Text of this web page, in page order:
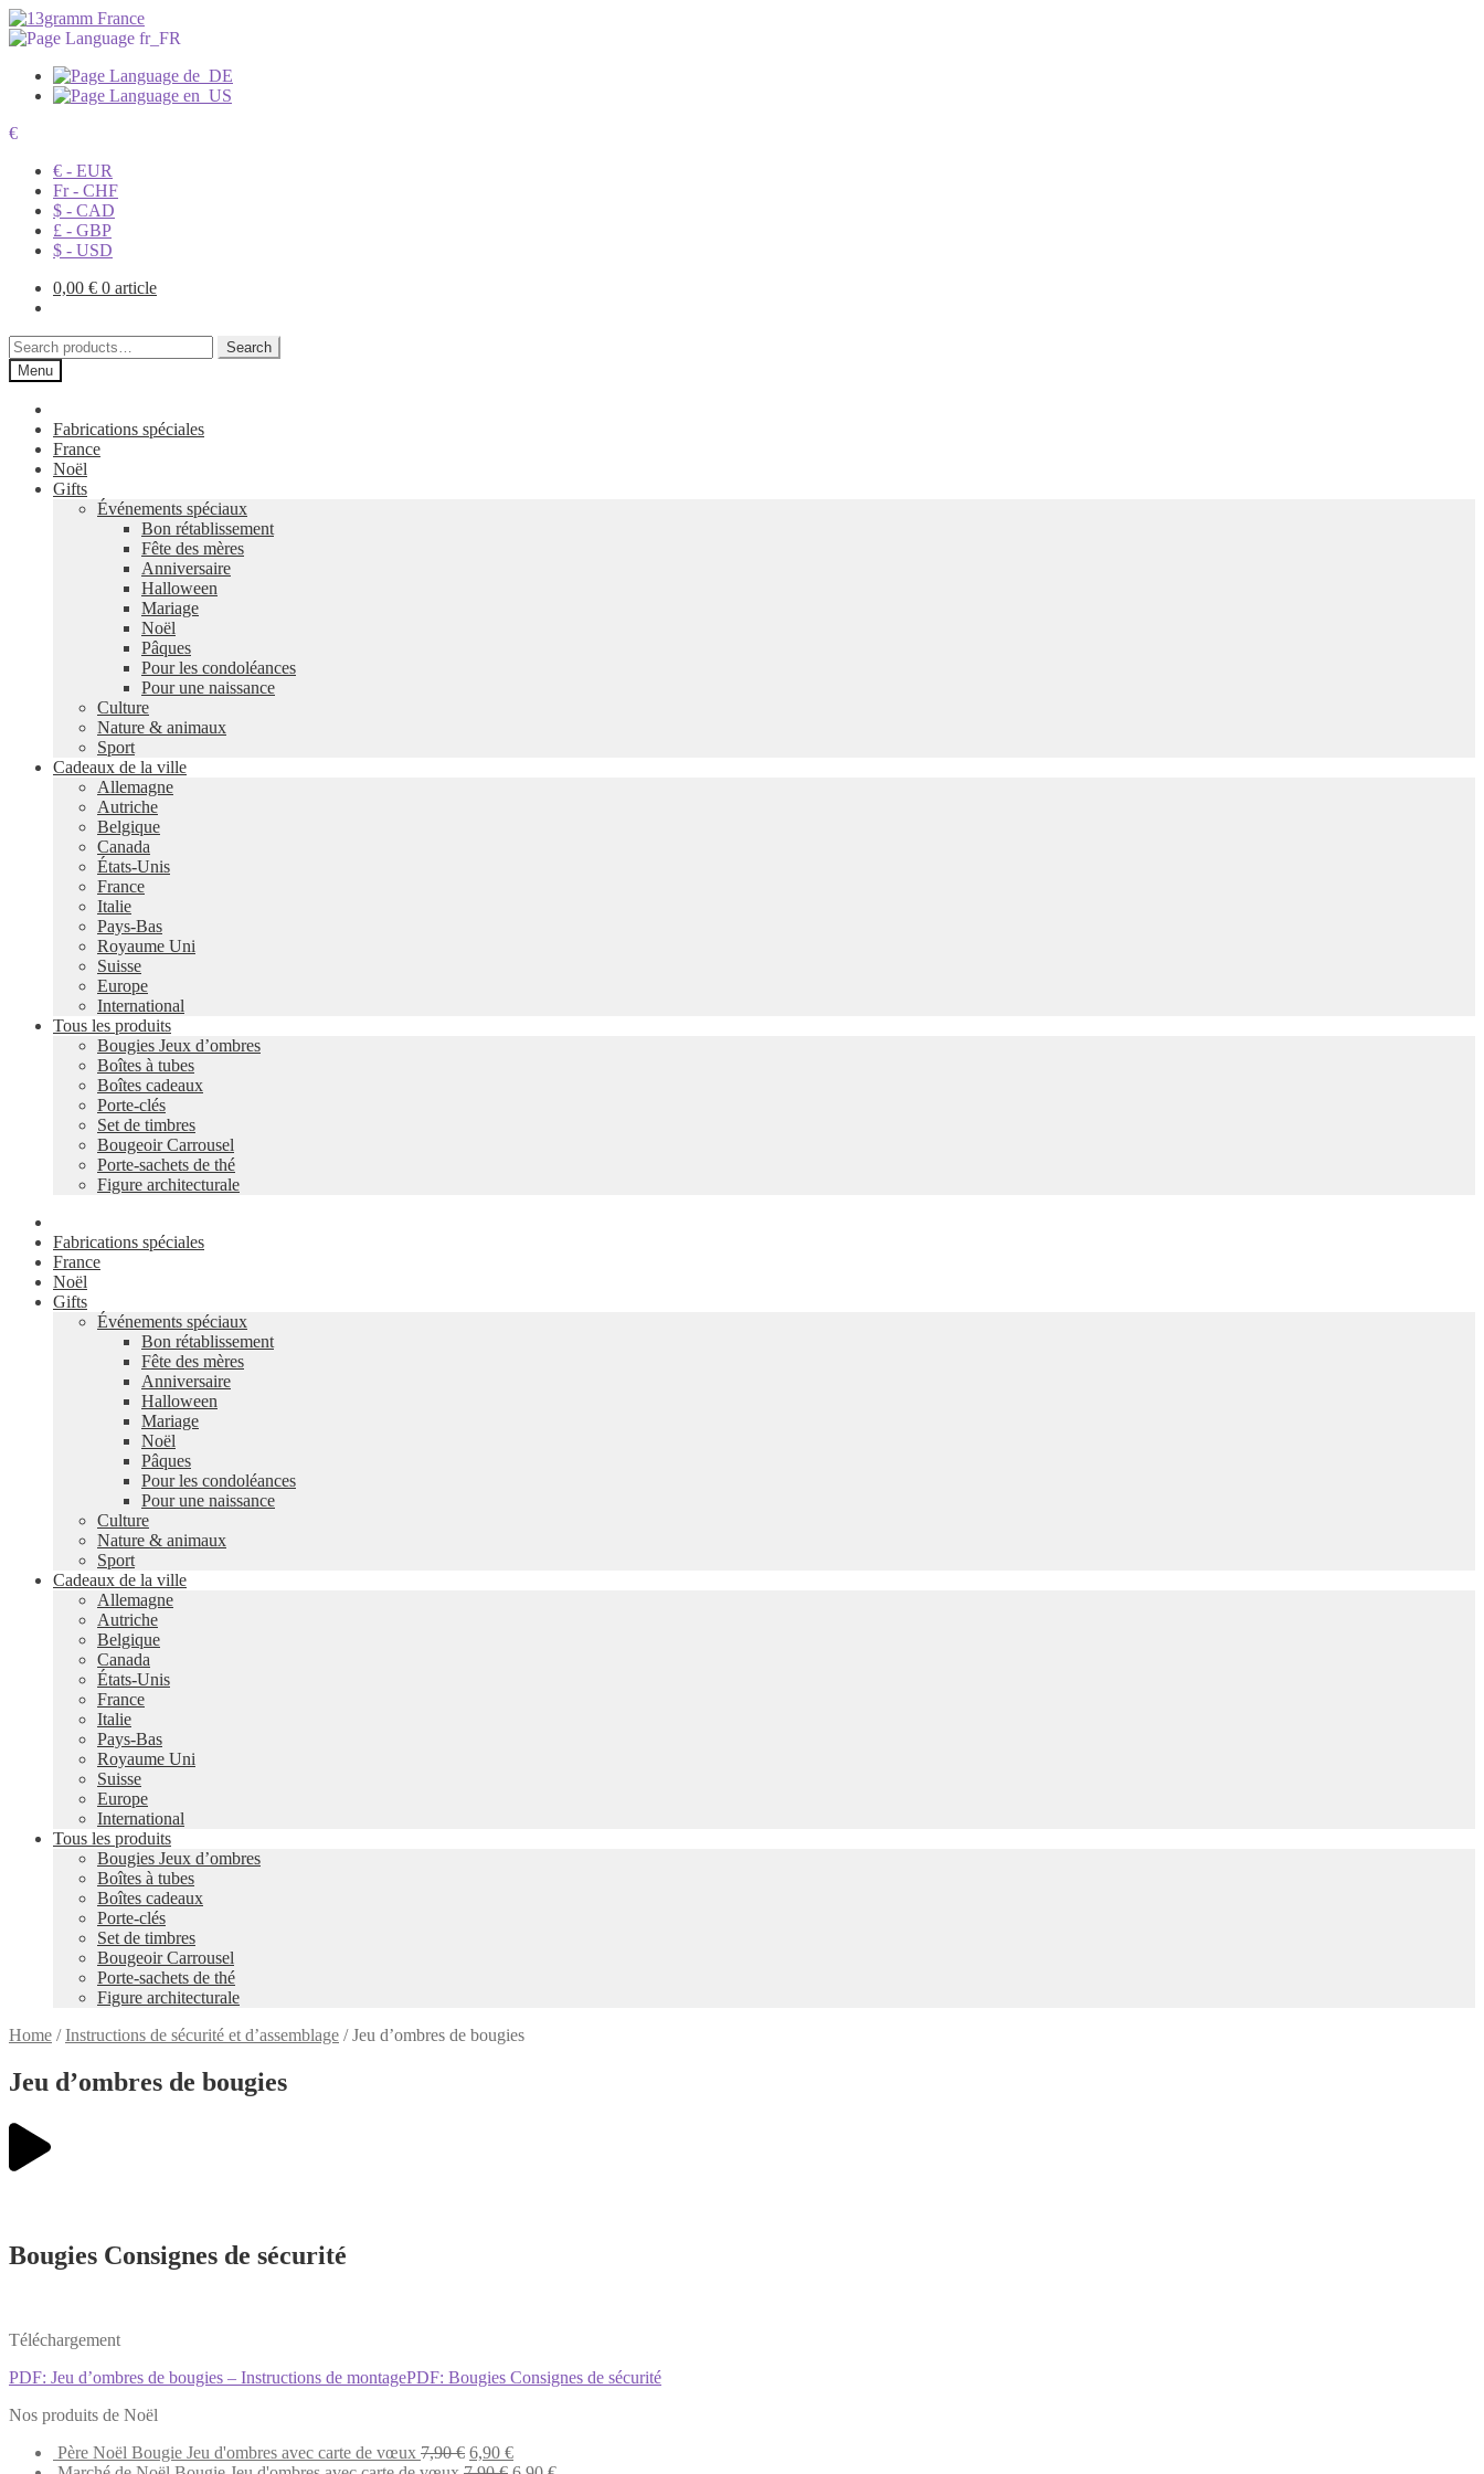
€
€ - EUR
Fr - CHF
$ - CAD
£ - GBP
$ - USD
0,00 € 0 article
Search
for:
Search
Menu
Fabrications spéciales
France
Noël
Gifts
Événements spéciaux
Bon rétablissement
Fête des mères
Anniversaire
Halloween
Mariage
Noël
Pâques
Pour les condoléances
Pour une naissance
Culture
Nature & animaux
Sport
Cadeaux de la ville
Allemagne
Autriche
Belgique
Canada
États-Unis
France
Italie
Pays-Bas
Royaume Uni
Suisse
Europe
International
Tous les produits
Bougies Jeux d’ombres
Boîtes à tubes
Boîtes cadeaux
Porte-clés
Set de timbres
Bougeoir Carrousel
Porte-sachets de thé
Figure architecturale
Fabrications spéciales
France
Noël
Gifts
Événements spéciaux
Bon rétablissement
Fête des mères
Anniversaire
Halloween
Mariage
Noël
Pâques
Pour les condoléances
Pour une naissance
Culture
Nature & animaux
Sport
Cadeaux de la ville
Allemagne
Autriche
Belgique
Canada
États-Unis
France
Italie
Pays-Bas
Royaume Uni
Suisse
Europe
International
Tous les produits
Bougies Jeux d’ombres
Boîtes à tubes
Boîtes cadeaux
Porte-clés
Set de timbres
Bougeoir Carrousel
Porte-sachets de thé
Figure architecturale
Home /Instructions de sécurité et d’assemblage /Jeu d’ombres de bougies
Jeu d’ombres de bougies
Bougies Consignes de sécurité
Téléchargement
PDF: Jeu d’ombres de bougies – Instructions de montagePDF: Bougies Consignes de sécurité
Nos produits de Noël
Père Noël Bougie Jeu d'ombres avec carte de vœux 7,90€ Original
6,90 €Current